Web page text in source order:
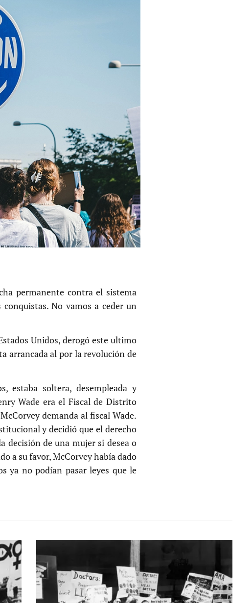
permanente contra el sistema
No vamos a ceder un
Unidos, derogó este ultimo
arrancada al por la revolución de
estaba soltera, desempleada y
Wade era el Fiscal de Distrito
demanda al fiscal Wade.
y decidió que el derecho
decisión de una mujer si desea o
a su favor, McCorvey había dado
ya no podían pasar leyes que le